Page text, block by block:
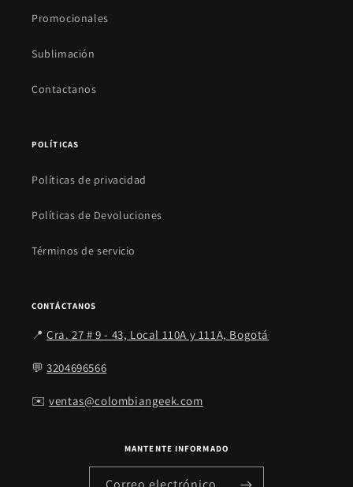
Promocionales
Sublimación
Contactanos
POLÍTICAS
Políticas de privacidad
Políticas de Devoluciones
Términos de servicio
CONTÁCTANOS
📍Cra. 27 # 9 - 43, Local 110A y 111A, Bogotá
💬3204696566
✉️ventas@colombiangeek.com
MANTENTE INFORMADO